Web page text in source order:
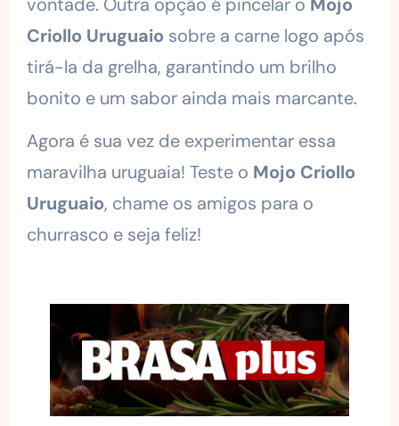
Criollo Uruguaiosobre a carne logo após
tirá-la da grelha, garantindo um brilho
bonito e um sabor ainda mais marcante.
Agora é sua vez de experimentar essa
maravilha uruguaia! Teste o Mojo Criollo
Uruguaio, chame os amigos para o
churrasco e seja feliz!